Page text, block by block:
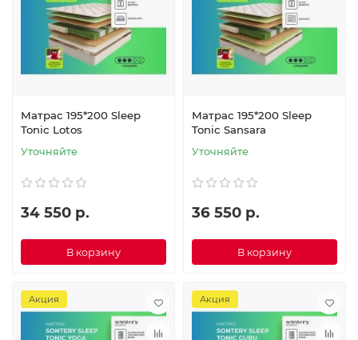
Матрас 195*200 Sleep
Tonic Lotos
Уточняйте
34 550 р.
В корзину
Матрас 195*200 Sleep
Tonic Sansara
Уточняйте
36 550 р.
В корзину
Акция Акция